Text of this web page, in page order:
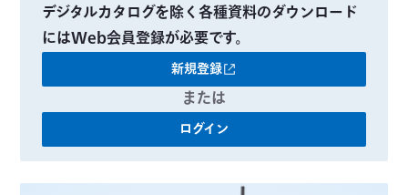
デジタルカタログを除く各種資料のダウンロード
にはWeb会員登録が必要です。
新規登録
または
ログイン